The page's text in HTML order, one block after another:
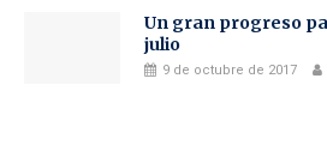
Un gran progreso
julio
9 de octubre de 2017